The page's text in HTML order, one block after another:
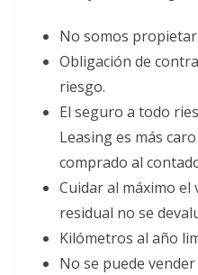
No somos
Obligación de
riesgo.
El seguro a todo
Leasing es más
comprado al
Cuidar al máximo
residual no se
Kilómetros al año
No se puede